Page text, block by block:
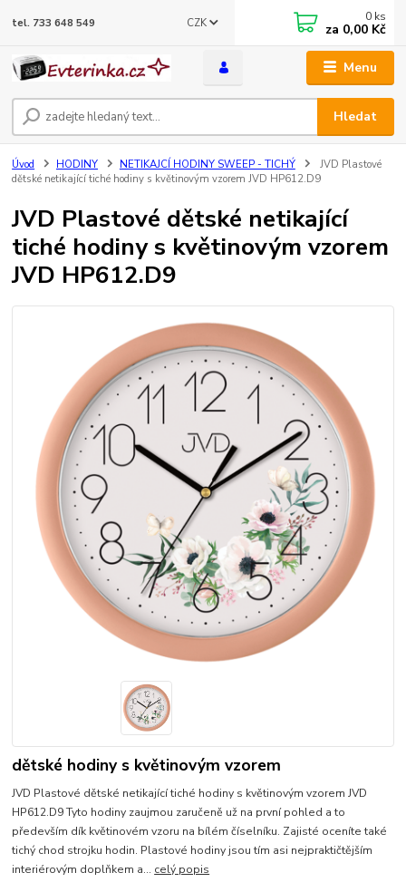
Menu
CZK
Hledat
tel. 733 648 549 0 ks
za 0,00 Kč
Úvod HODINY NETIKAJCÍ HODINY SWEEP - TICHÝ
JVD Plastové
dětské netikající tiché hodiny s květinovým vzorem JVD HP612.D9
JVD Plastové dětské netikající
tiché hodiny s květinovým vzorem
JVD HP612.D9
dětské hodiny s květinovým vzorem
JVD Plastové dětské netikající tiché hodiny s květinovým vzorem JVD
HP612.D9 Tyto hodiny zaujmou zaručeně už na první pohled a to
především dík květinovém vzoru na bílém číselníku. Zajisté oceníte také
tichý chod strojku hodin. Plastové hodiny jsou tím asi nejpraktičtějším
interiérovým doplňkem a... celý popis